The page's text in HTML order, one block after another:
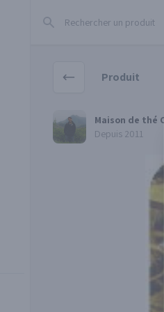
Produit
Maison de thé Cha Yi
Maison de thé
Depuis 2011